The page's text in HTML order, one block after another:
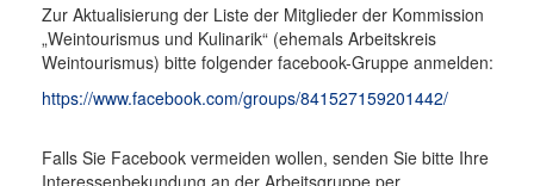
Zur Aktualisierung der Liste der Mitglieder der Kommission
„Weintourismus und Kulinarik“ (ehemals Arbeitskreis
Weintourismus) bitte folgender facebook-Gruppe anmelden:
https://www.facebook.com/groups/841527159201442/
Falls Sie Facebook vermeiden wollen, senden Sie bitte Ihre
Interessenbekundung an der Arbeitsgruppe per